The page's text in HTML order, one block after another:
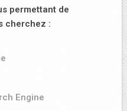
permettant de
cherchez :
Engine